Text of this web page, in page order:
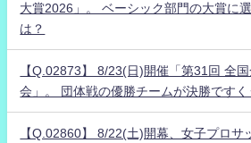
大賞2026」。 ベーシック部門の大賞に
は？
【Q.02873】 8/23(日)開催「第31回 全
会」。 団体戦の優勝チームが決勝ですく
【Q.02860】 8/22(土)開幕、女子プロサ